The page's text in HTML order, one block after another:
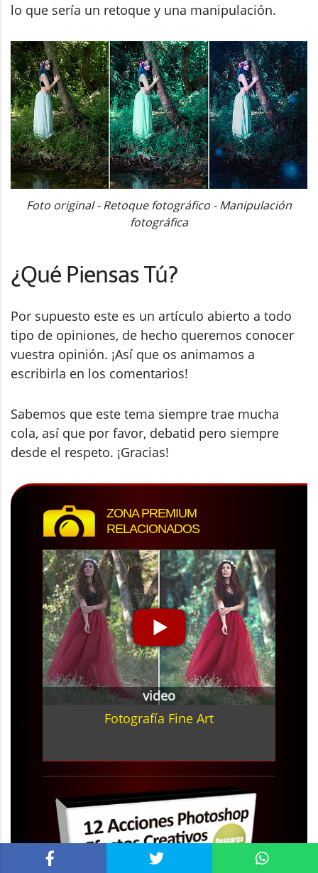
lo que sería un retoque y una manipulación.
Foto original - Retoque fotográfico - Manipulación
fotográfica
¿Qué Piensas Tú?
Por supuesto este es un artículo abierto a todo
tipo de opiniones, de hecho queremos conocer
vuestra opinión. ¡Así que os animamos a
escribirla en los comentarios!
Sabemos que este tema siempre trae mucha
cola, así que por favor, debatid pero siempre
desde el respeto. ¡Gracias!
ZONA PREMIUM
RELACIONADOS
video
Fotografía Fine Art